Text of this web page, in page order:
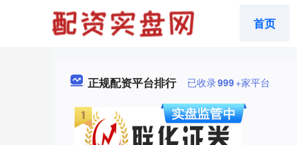
首页
正规配资平台排行 已收录999+家平台